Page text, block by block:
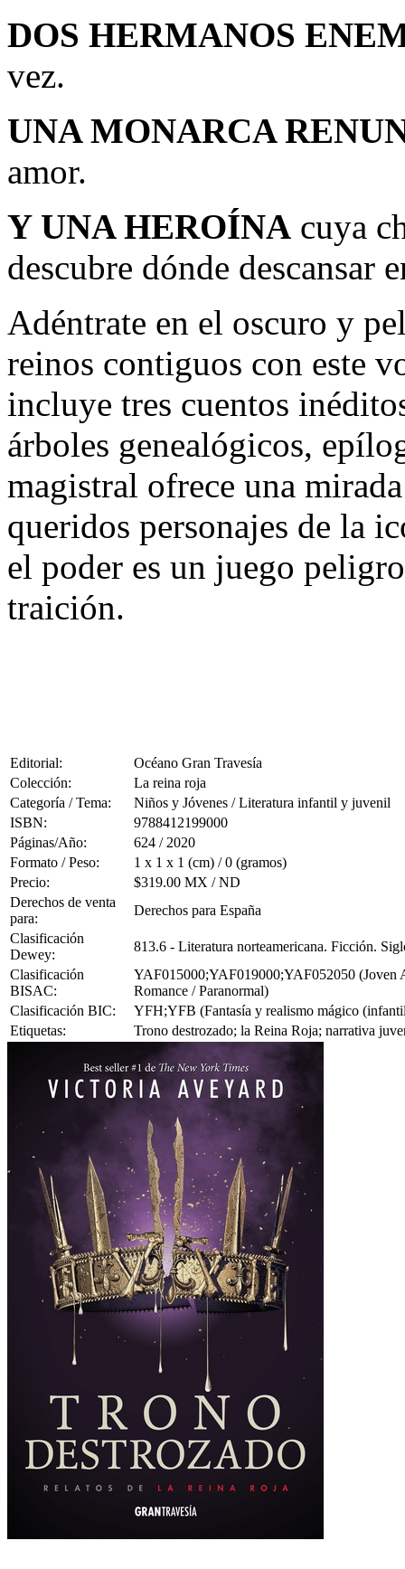
DOS HERMANOS
vez.
UNA MONARCA
amor.
Y UNA HEROÍNA cuya
descubre dónde descansar
Adéntrate en el oscuro y
reinos contiguos con este
incluye tres cuentos
árboles genealógicos,
magistral ofrece una
queridos personajes de la
el poder es un juego
traición.
Editorial:
Océano Gran Travesía
Colección:
La reina roja
Categoría / Tema:
Niños y Jóvenes / Literatura infantil y juvenil
ISBN:
9788412199000
Páginas/Año:
624 / 2020
Formato / Peso:
1 x 1 x 1 (cm) / 0 (gramos)
Precio:
$319.00 MX / ND
Derechos de venta
para:
Derechos para España
Clasificación
Dewey:
813.6 - Literatura norteamericana. Ficción.
Clasificación
BISAC:
YAF015000;YAF019000;YAF052050 (Joven
Romance / Paranormal)
Clasificación BIC:
YFH;YFB (Fantasía y realismo mágico
Etiquetas:
Trono destrozado; la Reina Roja; narrativa